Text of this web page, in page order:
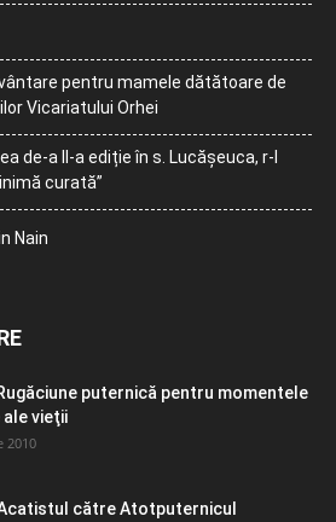
pentru mamele dătătoare de
Vicariatului Orhei
de-a II-a ediție în s. Lucășeuca, r-l
curată”
Nain
puternică pentru momentele
ale vieţii
2010
către Atotputernicul